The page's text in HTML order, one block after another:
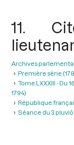
11.
Archives
Première série
Tome LXXXIII - Du
1794)
République
Séance du 3